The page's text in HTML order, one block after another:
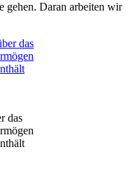
gehen. Daran arbeiten wir
das